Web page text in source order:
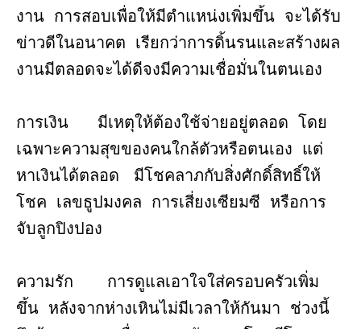
งาน การสอบเพื่อให้มีตำแหน่งเพิ่มขึ้น จะได้รับ
ข่าวดีในอนาคต เรียกว่าการดิ้นรนและสร้างผล
งานมีตลอดจะได้ดีจงมีความเชื่อมั่นในตนเอง
การเงิน มีเหตุให้ต้องใช้จ่ายอยู่ตลอด โดย
เฉพาะความสุขของคนใกล้ตัวหรือตนเอง แต่
หาเงินได้ตลอด มีโชคลาภกับสิ่งศักดิ์สิทธิ์ให้
โชค เลขธูปมงคล การเสี่ยงเซียมซี หรือการ
จับลูกปิงปอง
ความรัก การดูแลเอาใจใส่ครอบครัวเพิ่ม
ขึ้น หลังจากห่างเหินไม่มีเวลาให้กันมา ช่วงนี้